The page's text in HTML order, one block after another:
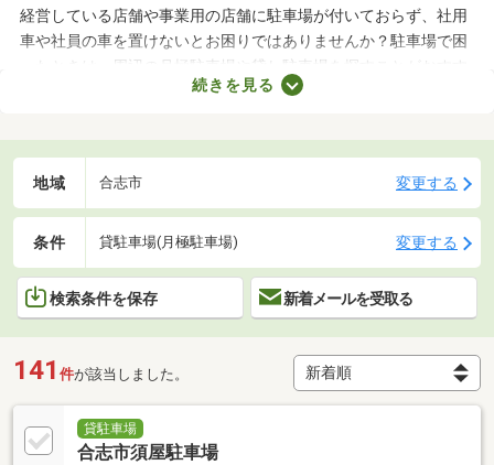
経営している店舗や事業用の店舗に駐車場が付いておらず、社用
車や社員の車を置けないとお困りではありませんか？駐車場で困
ったときは、周辺の月極駐車場や貸し駐車場を探すことがおすす
め。店舗や事務所から近い場所に駐車スペースを確保できれば、
介するので、立地をチェックしてみましょう。
続きを見る
地域 合志市 変更する
条件 貸駐車場(月極駐車場) 変更する
検索条件を保存 新着メールを受取る
141 件が該当しました。
貸駐車場
合志市須屋駐車場